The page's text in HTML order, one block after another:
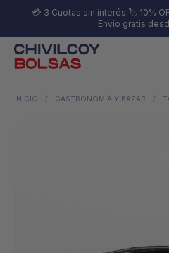
💳 3 Cuotas sin interés 🏷️ 10%
Envío gratis
INICIO / GASTRONOMÍA Y BAZAR /